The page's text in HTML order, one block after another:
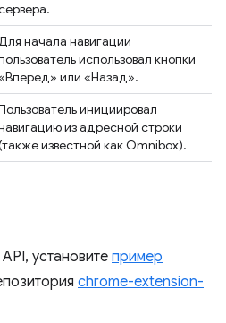
начала навигации
использовал кнопки
или «Назад».
инициировал
из адресной строки
известной как Omnibox).
установитепример
chrome-extension-